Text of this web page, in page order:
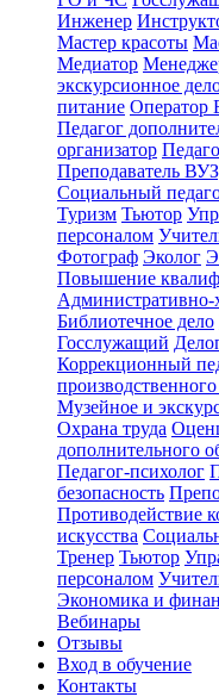
Инженер
Мастер красоты
Медиатор
экскурсионное
питание
Педагог
организатор
Преподаватель
Социальный
Туризм Тьютор
персоналом
Фотограф Эколог
Повышение
Административно-
Библиотечное дело
Госслужащий
Коррекционный
Музейное и
Охрана труда
дополнительного
Педагог-психолог
безопасность
Противодействие
искусства
Тренер Тьютор
персоналом
Экономика и
Вебинары
Отзывы
Вход в обучение
Контакты